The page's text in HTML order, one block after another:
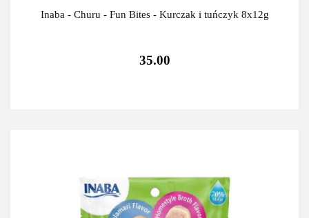
Inaba - Churu - Fun Bites - Kurczak i tuńczyk 8x12g
35.00